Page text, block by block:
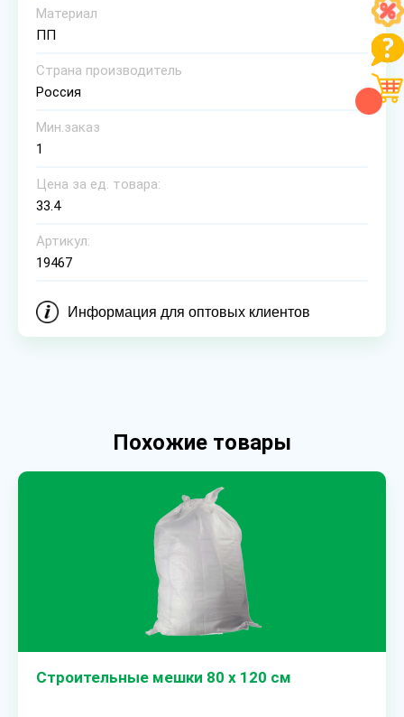
Материал
ПП
Страна производитель
Россия
Мин.заказ
1
Цена за ед. товара:
33.4
Артикул:
19467
Информация для оптовых клиентов
Похожие товары
Строительные мешки 80 х 120 см